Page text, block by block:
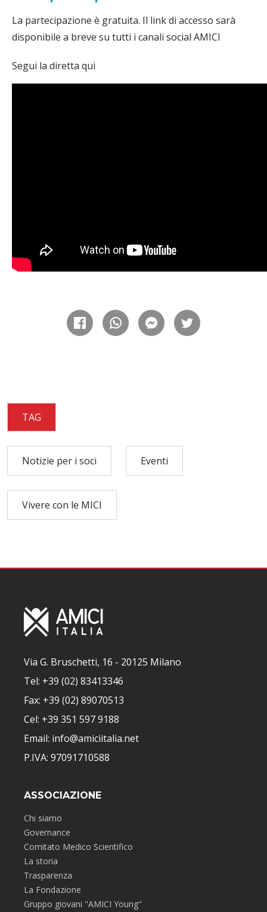
La partecipazione è gratuita. Il link di accesso sarà
disponibile a breve su tutti i canali social AMICI
Segui la diretta qui
TAG
Notizie per i soci Eventi
Vivere con le MICI
Via G. Bruschetti, 16 - 20125 Milano
Tel: +39 (02) 83413346
Fax: +39 (02) 89070513
Cel: +39 351 597 9188
Email: info@amiciitalia.net
P.IVA: 97091710588
ASSOCIAZIONE
Chi siamo
Governance
Comitato Medico Scientifico
La storia
Trasparenza
La Fondazione
Gruppo giovani "AMICI Young"